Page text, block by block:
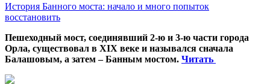
История Банного моста: начало и много попыток
восстановить
Пешеходный мост, соединявший 2-ю и 3-ю части города
Орла, существовал в XIX веке и назывался сначала
Балашовым, а затем – Банным мостом. Читать